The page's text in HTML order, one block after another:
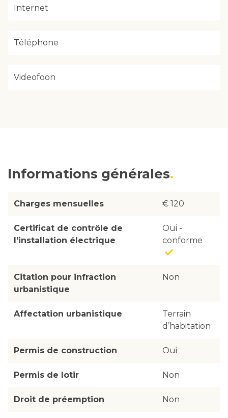
Internet
Téléphone
Videofoon
Informations générales
Charges mensuelles € 120
Certificat de contrôle de
l'installation électrique
Oui -
conforme
Citation pour infraction
urbanistique
Non
Affectation urbanistique
Terrain
d’habitation
Permis de construction Oui
Permis de lotir Non
Droit de préemption Non